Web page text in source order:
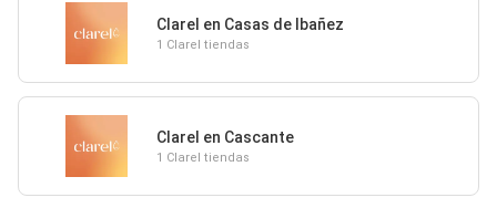
Clarel en Casas de Ibañez
1 Clarel tiendas
Clarel en Cascante
1 Clarel tiendas